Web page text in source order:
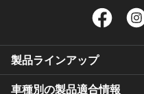
製品ラインアップ
車種別の製品適合情報